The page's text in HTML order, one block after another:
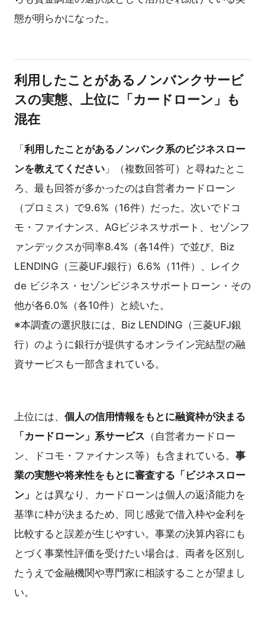
態が明らかになった。
利用したことがあるノンバンクサービ
スの実態、上位に「カードローン」も
混在
「利用したことがあるノンバンク系のビジネスロー
ンを教えてください 」（複数回答可）と尋ねたとこ
ろ、最も回答が多かったのは自営者カードローン
（プロミス）で9.6%（16件）だった。次いでドコ
モ・ファイナンス、AGビジネスサポート、セゾンフ
ァンデックスが同率8.4%（各14件）で並び、Biz
LENDING（三菱UFJ銀行）6.6%（11件）、レイク
de ビジネス・セゾンビジネスサポートローン・その
他が各6.0%（各10件）と続いた。
※本調査の選択肢には、Biz LENDING（三菱UFJ銀
行）のように銀行が提供するオンライン完結型の融
資サービスも一部含まれている。
上位には、 個人の信用情報をもとに融資枠が決まる
「カードローン」系サービス （自営者カードロー
ン、ドコモ・ファイナンス等）も含まれている。 事
業の実態や将来性をもとに審査する「ビジネスロー
ン」 とは異なり、カードローンは個人の返済能力を
基準に枠が決まるため、同じ感覚で借入枠や金利を
比較すると誤差が生じやすい。事業の決算内容にも
とづく事業性評価を受けたい場合は、両者を区別し
たうえで金融機関や専門家に相談することが望まし
い。